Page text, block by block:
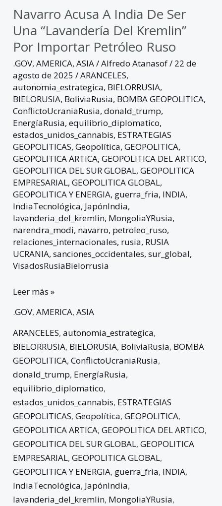
Navarro Acusa A India De Ser
Una “lavandería Del Kremlin”
Por Importar Petróleo Ruso
.GOV,AMERICA,ASIA/Alfredo Atanasof/ 22 de
agosto de 2025/ARANCELES,
autonomia_estrategica, BIELORRUSIA,
BIELORUSIA, BoliviaRusia, BOMBA GEOPOLITICA,
ConflictoUcraniaRusia,donald_trump,
EnergíaRusia,equilibrio_diplomatico,
estados_unidos_cannabis, ESTRATEGIAS
GEOPOLITICAS,Geopolítica,GEOPOLITICA,
GEOPOLITICA ARTICA,GEOPOLITICA DEL ARTICO,
GEOPOLITICA DEL SUR GLOBAL,GEOPOLITICA
EMPRESARIAL,GEOPOLITICA GLOBAL,
GEOPOLITICA Y ENERGIA, guerra_fria, INDIA,
IndiaTecnológica, JapónIndia,
lavanderia_del_kremlin, MongoliaYRusia,
narendra_modi, navarro, petroleo_ruso,
relaciones_internacionales, rusia, RUSIA
UCRANIA,sanciones_occidentales,sur_global,
VisadosRusiaBielorrusia
Leer más »
.GOV,AMERICA,ASIA
ARANCELES,autonomia_estrategica,
BIELORRUSIA, BIELORUSIA, BoliviaRusia, BOMBA
GEOPOLITICA,ConflictoUcraniaRusia,
donald_trump, EnergíaRusia,
equilibrio_diplomatico,
estados_unidos_cannabis, ESTRATEGIAS
GEOPOLITICAS,Geopolítica,GEOPOLITICA,
GEOPOLITICA ARTICA,GEOPOLITICA DEL ARTICO,
GEOPOLITICA DEL SUR GLOBAL,GEOPOLITICA
EMPRESARIAL,GEOPOLITICA GLOBAL,
GEOPOLITICA Y ENERGIA, guerra_fria, INDIA,
IndiaTecnológica, JapónIndia,
lavanderia_del_kremlin, MongoliaYRusia,